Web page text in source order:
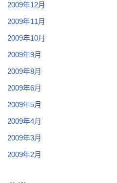
2009年12月
2009年11月
2009年10月
2009年9月
2009年8月
2009年6月
2009年5月
2009年4月
2009年3月
2009年2月